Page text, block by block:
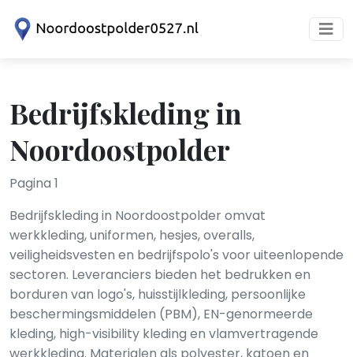
Bedrijfskleding in
Noordoostpolder
Pagina 1
Bedrijfskleding in Noordoostpolder omvat
werkkleding, uniformen, hesjes, overalls,
veiligheidsvesten en bedrijfspolo's voor uiteenlopende
sectoren. Leveranciers bieden het bedrukken en
borduren van logo's, huisstijlkleding, persoonlijke
beschermingsmiddelen (PBM), EN-genormeerde
kleding, high-visibility kleding en vlam­vertragende